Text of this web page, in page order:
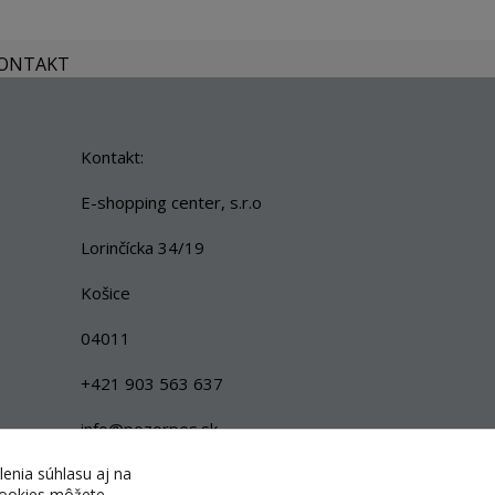
Kontakt:
E-shopping center, s.r.o
Lorinčícka 34/19
Košice
04011
+421 903 563 637
info@pozorpes.sk
súhlasu aj na